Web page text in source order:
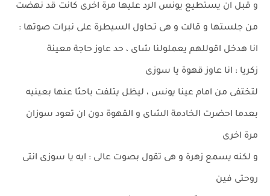
و قبل ان يستطيع يونس الرد عليها مرة اخرى كانت قد نهضت
من جلستها و قالت و هى تحاول السيطرة على نبرات صوتها :
انا هدخل اقوللهم يعملولنا شاى ، حد عاوز حاجة معينة
زكريا : انا عاوز قهوة يا سوزى
لتختفى من امام عينا يونس ، ليظل يتلفت باحثا عنها بعينيه
بعدما احضرت الخادمة الشاى و القهوة دون ان تعود سوزان
مرة اخرى
و لكنه يسمع زهرة و هى تقول بصوت عالى : ايه يا سوزى انتى
روحتى فين